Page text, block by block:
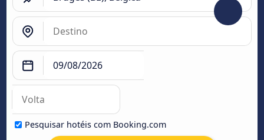
Pesquisar hotéis com Booking.com